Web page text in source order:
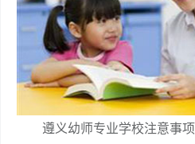
遵义幼师专业学校注意事项